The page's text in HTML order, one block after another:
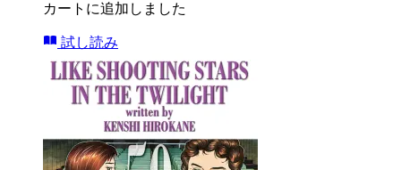
カートに追加しました
試し読み